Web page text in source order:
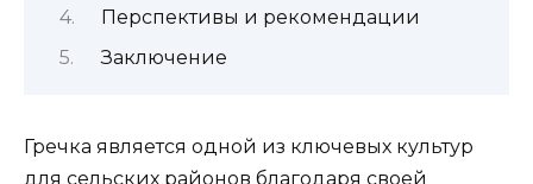
Перспективы и рекомендации
Заключение
Гречка является одной из ключевых культур
для сельских районов благодаря своей